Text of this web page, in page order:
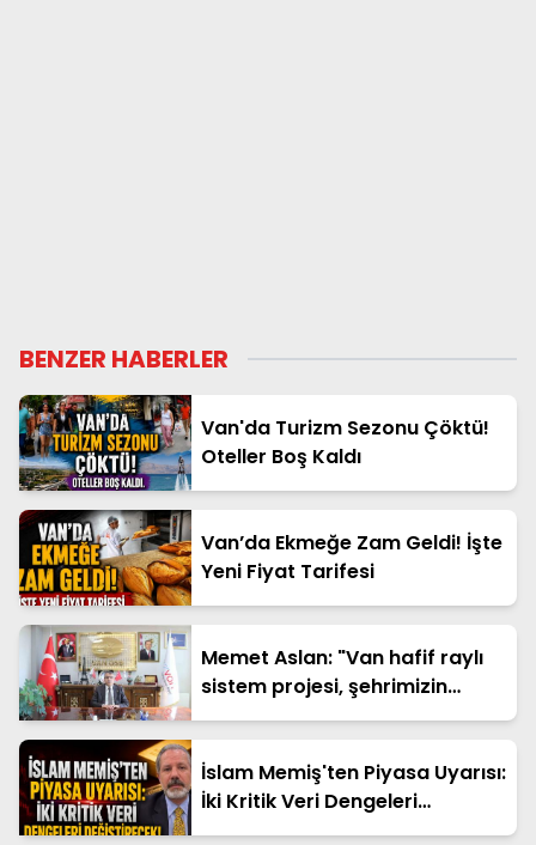
BENZER HABERLER
Van'da Turizm Sezonu Çöktü!
Oteller Boş Kaldı
Van’da Ekmeğe Zam Geldi! İşte
Yeni Fiyat Tarifesi
Memet Aslan: "Van hafif raylı
sistem projesi, şehrimizin
geleceğine yapılan en büyük
İslam Memiş'ten Piyasa Uyarısı:
İki Kritik Veri Dengeleri
Değiştirecek!